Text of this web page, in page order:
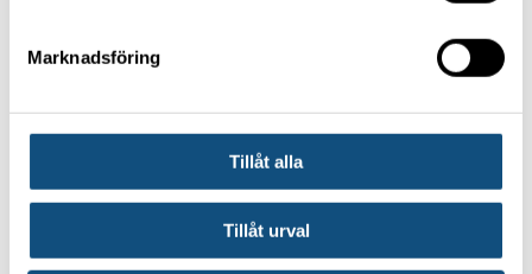
Marknadsföring
Tillåt alla
Tillåt urval
industri och jordbruk
23 May, 2025
Har du flaskhalsar i logistiken?